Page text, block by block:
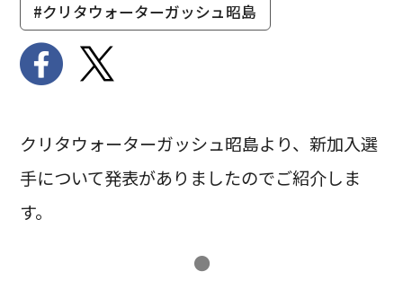
#クリタウォーターガッシュ昭島
クリタウォーターガッシュ昭島より、新加入選
手について発表がありましたのでご紹介しま
す。
●